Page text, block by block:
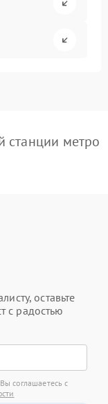
метро
оставьте
с радостью
соглашаетесь с